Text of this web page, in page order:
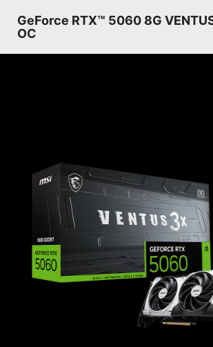
GeForce RTX™ 5060 8G
OC